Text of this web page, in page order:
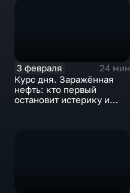
3 февраля
24 мин
Курс дня. Заражённая
нефть: кто первый
остановит истерику и